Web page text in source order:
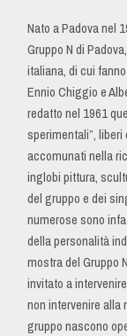
Nato a Padova nel
Gruppo N di
italiana, di cui
Ennio Chiggio e
redatto nel 1961
sperimentali”,
accomunati nella
inglobi pittura,
del gruppo e dei
numerose sono
della personalità
mostra del Gruppo
invitato a
non intervenire
gruppo nascono